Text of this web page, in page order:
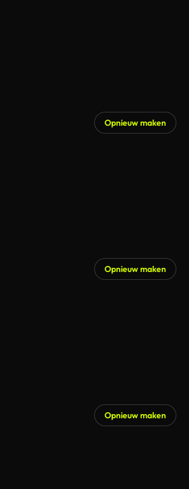
Opnieuw maken
Opnieuw maken
Opnieuw maken